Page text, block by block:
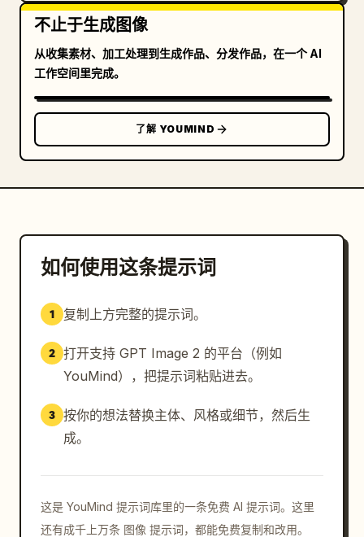
底部中心出口卡片：一张圆角白色卡片，标题为“主要出口
产品 (2023 年)”。包含 5 列出口数据，配有蓝色线条图
0.78 万亿美元；纺织服装 — 0.31 万亿美元；汽车产品
— 0.26 万亿美元；化学产品 — 0.23 万亿美元。
右下角贸易伙伴卡片：一张圆角白色卡片，标题为“主要贸
易伙伴 (按贸易总额)”。包含 5 条蓝色水平柱状图，配有
小型旗帜图标和数值：美国 — 6640 亿美元；欧盟 —
页脚：居中放置一行小字来源说明：“数据来源：世界银
行、世界贸易组织、中国国家统计局。”
的字体，红色标题，蓝色图表元素，柔和的投影，圆角卡
不止于生成图像
从收集素材、加工处理到生成作品、分发作品，在一个 AI
工作空间里完成。
了解 YOUMIND
如何使用这条提示词
1 复制上方完整的提示词。
2 打开支持 GPT Image 2 的平台（例如
YouMind），把提示词粘贴进去。
3 按你的想法替换主体、风格或细节，然后生
成。
这是 YouMind 提示词库里的一条免费 AI 提示词。这里
还有成千上万条 图像 提示词，都能免费复制和改用。